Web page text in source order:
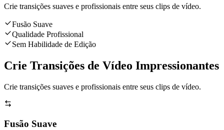
Crie transições suaves e profissionais entre seus clips de vídeo.
Fusão Suave
Qualidade Profissional
Sem Habilidade de Edição
Crie Transições de Vídeo Impressionantes
Crie transições suaves e profissionais entre seus clips de vídeo.
Fusão Suave